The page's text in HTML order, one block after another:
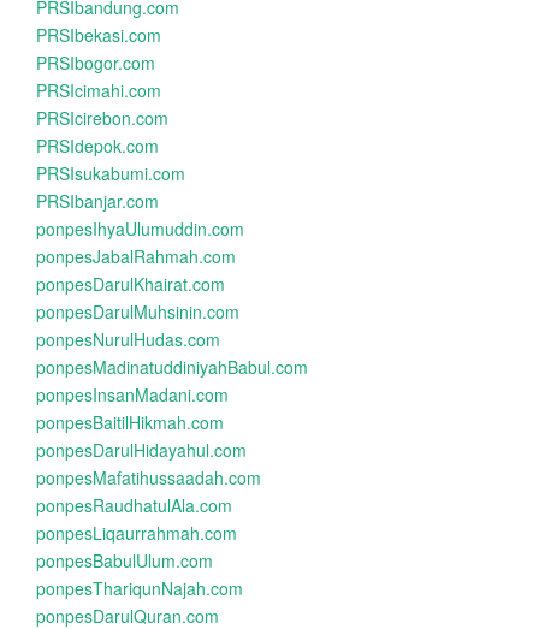
PRSIbandung.com
PRSIbekasi.com
PRSIbogor.com
PRSIcimahi.com
PRSIcirebon.com
PRSIdepok.com
PRSIsukabumi.com
PRSIbanjar.com
ponpesIhyaUlumuddin.com
ponpesJabalRahmah.com
ponpesDarulKhairat.com
ponpesDarulMuhsinin.com
ponpesNurulHudas.com
ponpesMadinatuddiniyahBabul.com
ponpesInsanMadani.com
ponpesBaitilHikmah.com
ponpesDarulHidayahul.com
ponpesMafatihussaadah.com
ponpesRaudhatulAla.com
ponpesLiqaurrahmah.com
ponpesBabulUlum.com
ponpesThariqunNajah.com
ponpesDarulQuran.com